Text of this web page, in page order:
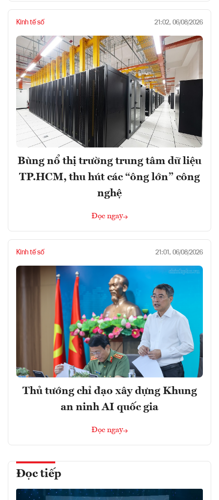
Kinh tế số 21:02, 06/08/2026
Bùng nổ thị trường trung tâm dữ liệu
TP.HCM, thu hút các “ông lớn” công
nghệ
Đọc ngay
Kinh tế số 21:01, 06/08/2026
Thủ tướng chỉ đạo xây dựng Khung
an ninh AI quốc gia
Đọc ngay
Đọc tiếp